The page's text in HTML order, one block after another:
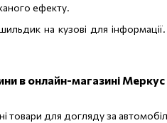
ефекту.
на кузові для
в онлайн-магазині Меркус
товари для догляду за